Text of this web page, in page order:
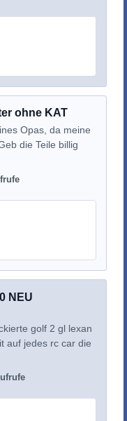
ohne KAT
Opas, da meine
die Teile billig
NEU
golf 2 gl lexan
auf jedes rc car die